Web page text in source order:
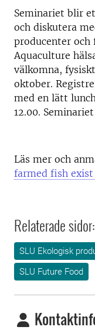
Seminariet blir
och diskutera
producenter och
Aquaculture
välkomna,
oktober.
med en lätt
12.00.
Läs mer och
farmed fish
Relaterade sidor:
SLU Ekologisk
SLU Future Food